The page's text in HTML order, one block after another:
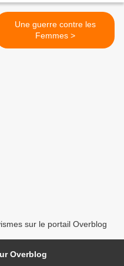
Une guerre contre les
Femmes >
sur le portail Overblog
Overblog